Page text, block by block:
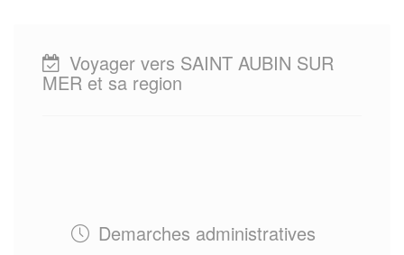
Voyager vers SAINT AUBIN SUR
MER et sa region
Demarches administratives